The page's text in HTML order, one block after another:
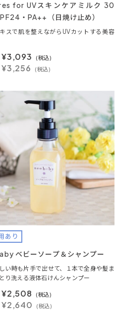
for UVスキンケアミルク 30
・PA++（日焼け止め）
スで肌を整えながらUVカットする美容
¥3,093 (税込)
¥3,256 (税込)
あり
ベビーソープ＆シャンプー
い時も片手で出せて、１本で全身や髪ま
り洗える液体石けんシャンプー
¥2,508 (税込)
¥2,640 (税込)